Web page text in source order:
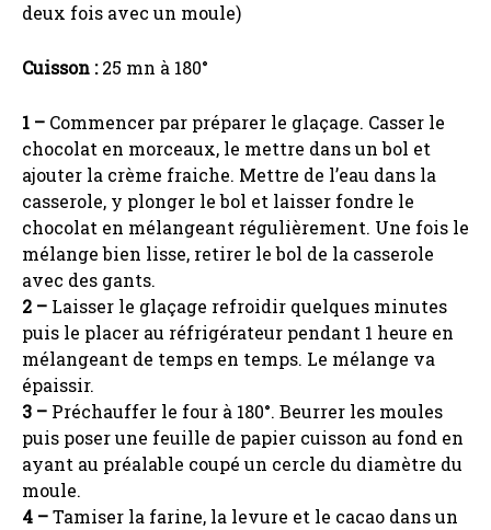
deux fois avec un moule)
Cuisson :25 mn à 180°
1 – Commencer par préparer le glaçage. Casser le
chocolat en morceaux, le mettre dans un bol et
ajouter la crème fraiche. Mettre de l’eau dans la
casserole, y plonger le bol et laisser fondre le
chocolat en mélangeant régulièrement. Une fois le
mélange bien lisse, retirer le bol de la casserole
avec des gants.
2 – Laisser le glaçage refroidir quelques minutes
puis le placer au réfrigérateur pendant 1 heure en
mélangeant de temps en temps. Le mélange va
épaissir.
3 – Préchauffer le four à 180°. Beurrer les moules
puis poser une feuille de papier cuisson au fond en
ayant au préalable coupé un cercle du diamètre du
moule.
4 –Tamiser la farine, la levure et le cacao dans un